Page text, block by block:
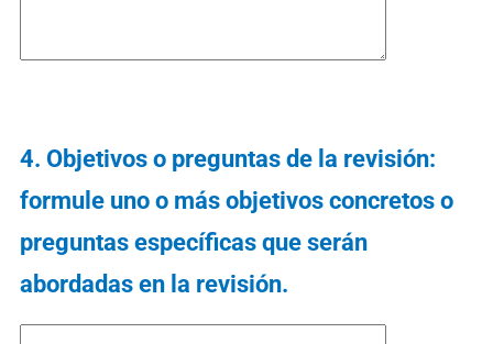
4. Objetivos o preguntas de la revisión:
formule uno o más objetivos concretos o
preguntas específicas que serán
abordadas en la revisión.